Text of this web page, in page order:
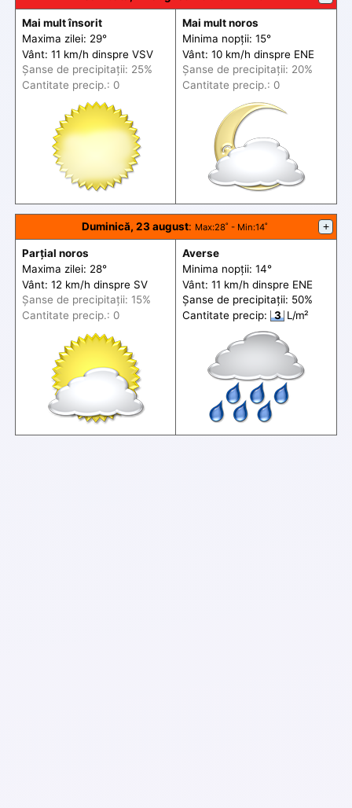
Mai mult însorit
Maxima zilei: 29°
Vânt: 11 km/h dinspre VSV
Șanse de precipitații: 25%
Cantitate precip.: 0
Mai mult noros
Minima nopții: 15°
Vânt: 10 km/h dinspre ENE
Șanse de precipitații: 20%
Cantitate precip.: 0
Duminică, 23 august: Max:28˚ - Min:14˚ +
Parțial noros
Maxima zilei: 28°
Vânt: 12 km/h dinspre SV
Șanse de precipitații: 15%
Cantitate precip.: 0
Averse
Minima nopții: 14°
Vânt: 11 km/h dinspre ENE
Șanse de precipitații: 50%
Cantitate precip:
3 L/m²